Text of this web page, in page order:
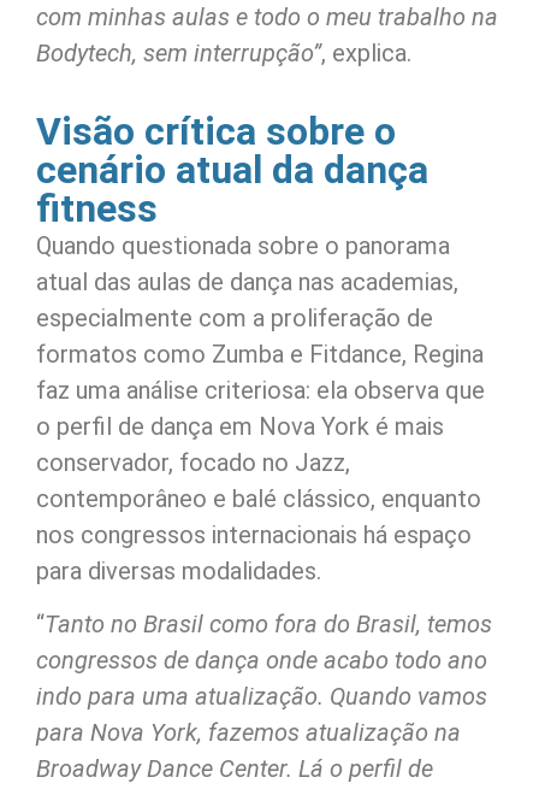
com minhas aulas e todo o meu trabalho na
Bodytech, sem interrupção”, explica.
Visão crítica sobre o
cenário atual da dança
fitness
Quando questionada sobre o panorama
atual das aulas de dança nas academias,
especialmente com a proliferação de
formatos como Zumba e Fitdance, Regina
faz uma análise criteriosa: ela observa que
o perfil de dança em Nova York é mais
conservador, focado no Jazz,
contemporâneo e balé clássico, enquanto
nos congressos internacionais há espaço
para diversas modalidades.
“Tanto no Brasil como fora do Brasil, temos
congressos de dança onde acabo todo ano
indo para uma atualização. Quando vamos
para Nova York, fazemos atualização na
Broadway Dance Center. Lá o perfil de